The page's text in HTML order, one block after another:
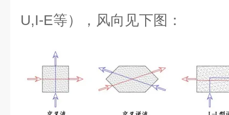
U,I-E等），风向见下图：